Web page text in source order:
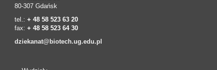
80-307 Gdańsk
tel.: + 48 58 523 63 20
fax: + 48 58 523 64 30
dziekanat@biotech.ug.edu.pl